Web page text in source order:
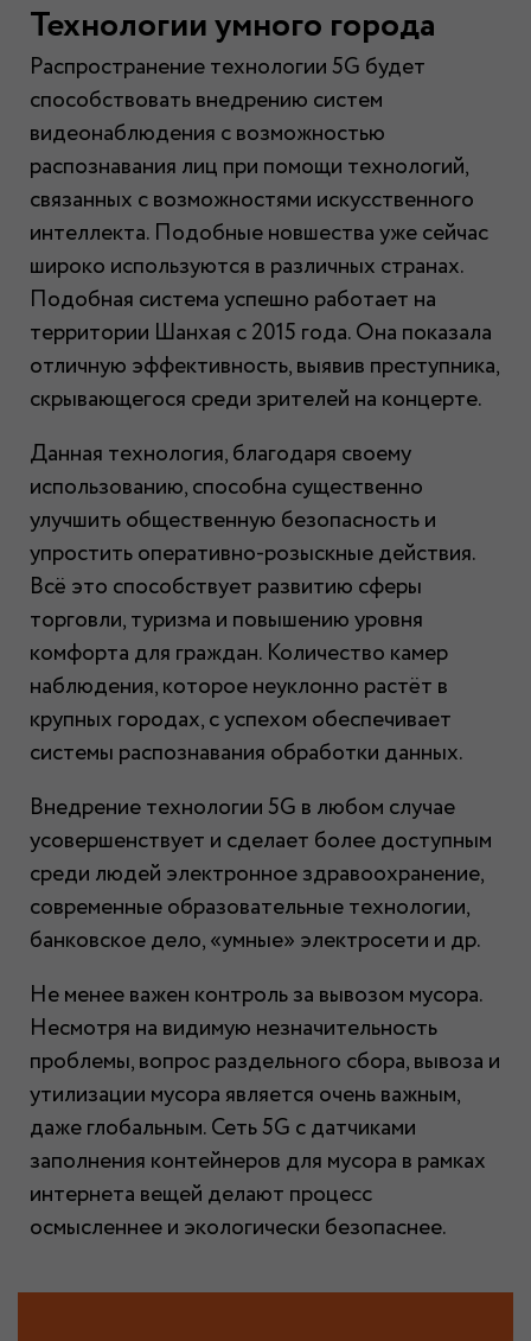
Технологии умного города
Распространение технологии 5G будет
способствовать внедрению систем
видеонаблюдения с возможностью
распознавания лиц при помощи технологий,
связанных с возможностями искусственного
интеллекта. Подобные новшества уже сейчас
широко используются в различных странах.
Подобная система успешно работает на
территории Шанхая с 2015 года. Она показала
отличную эффективность, выявив преступника,
скрывающегося среди зрителей на концерте.
Данная технология, благодаря своему
использованию, способна существенно
улучшить общественную безопасность и
упростить оперативно-розыскные действия.
Всё это способствует развитию сферы
торговли, туризма и повышению уровня
комфорта для граждан. Количество камер
наблюдения, которое неуклонно растёт в
крупных городах, с успехом обеспечивает
системы распознавания обработки данных.
Внедрение технологии 5G в любом случае
усовершенствует и сделает более доступным
среди людей электронное здравоохранение,
современные образовательные технологии,
банковское дело, «умные» электросети и др.
Не менее важен контроль за вывозом мусора.
Несмотря на видимую незначительность
проблемы, вопрос раздельного сбора, вывоза и
утилизации мусора является очень важным,
даже глобальным. Сеть 5G с датчиками
заполнения контейнеров для мусора в рамках
интернета вещей делают процесс
осмысленнее и экологически безопаснее.